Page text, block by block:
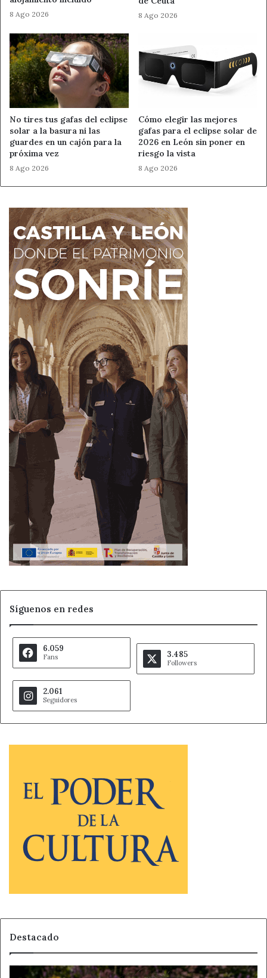
8 Ago 2026 8 Ago 2026
No tires tus gafas del eclipse
solar a la basura ni las
guardes en un cajón para la
próxima vez
8 Ago 2026
Cómo elegir las mejores
gafas para el eclipse solar de
2026 en León sin poner en
riesgo la vista
8 Ago 2026
Síguenos en redes
6.059
Fans 3.485
Followers
2.061
Seguidores
Destacado